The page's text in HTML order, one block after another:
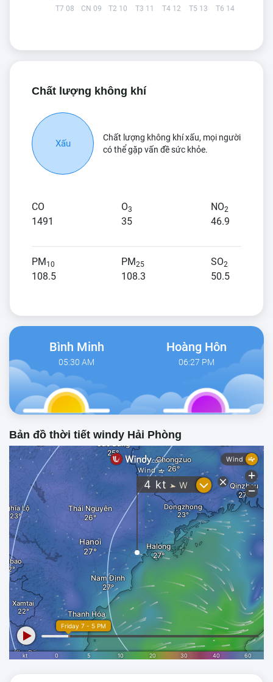
T7 08 CN 09 T2 10 T3 11 T4 12 T5 13 T6 14
Chất lượng không khí
Xấu
Chất lượng không khí xấu, mọi người
có thể gặp vấn đề sức khỏe.
CO
1491
O3
35
NO2
46.9
PM10
108.5
PM25
108.3
SO2
50.5
Bình Minh
05:30 AM
Hoàng Hôn
06:27 PM
Bản đồ thời tiết windy Hải Phòng